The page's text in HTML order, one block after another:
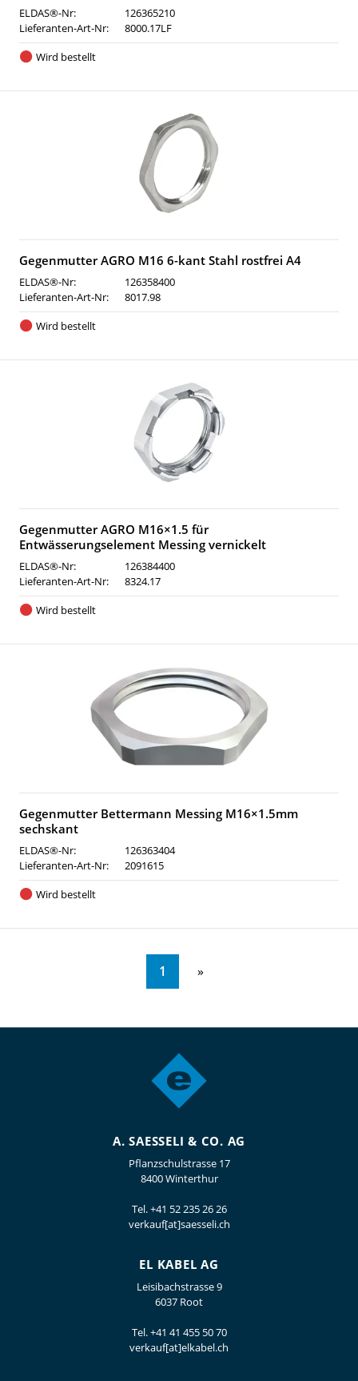
ELDAS®-Nr:
126365210
Lieferanten-Art-Nr:
8000.17LF
Wird bestellt
Gegenmutter AGRO M16 6-kant Stahl rostfrei A4
ELDAS®-Nr:
126358400
Lieferanten-Art-Nr:
8017.98
Wird bestellt
Gegenmutter AGRO M16×1.5 für
Entwässerungselement Messing vernickelt
ELDAS®-Nr:
126384400
Lieferanten-Art-Nr:
8324.17
Wird bestellt
Gegenmutter Bettermann Messing M16×1.5mm
sechskant
ELDAS®-Nr:
126363404
Lieferanten-Art-Nr:
2091615
Wird bestellt
1
A. SAESSELI & CO. AG
Pflanzschulstrasse 17
8400 Winterthur
Tel.+41 52 235 26 26
verkauf[at]saesseli.ch
EL KABEL AG
Leisibachstrasse 9
6037 Root
Tel.+41 41 455 50 70
verkauf[at]elkabel.ch